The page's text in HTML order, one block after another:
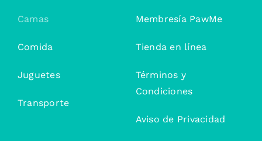
Camas
Comida
Juguetes
Transporte
Membresía PawMe
Tienda en línea
Términos y
Condiciones
Aviso de Privacidad